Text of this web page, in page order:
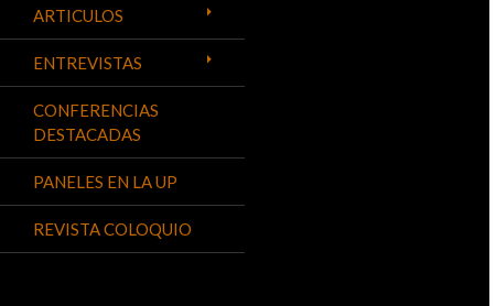
ARTICULOS
ENTREVISTAS
CONFERENCIAS
DESTACADAS
PANELES EN LA UP
REVISTA COLOQUIO